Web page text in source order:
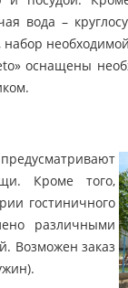
вода –
оснащены
Кроме того,
гостиничного
различными
Возможен заказ